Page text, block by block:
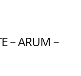
– ARUM –